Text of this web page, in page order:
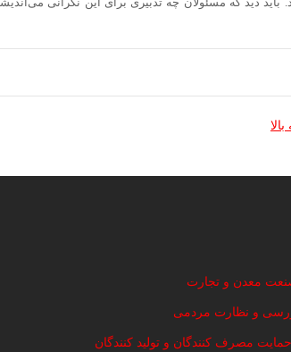
معدن و تجارت
و نظارت مردمی
مصرف کنندگان و تولید کنندگان